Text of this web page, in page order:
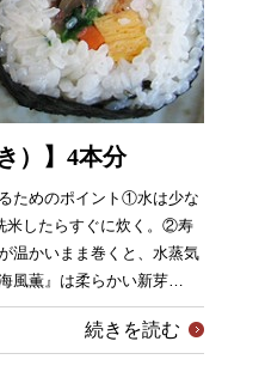
）】4本分
ためのポイント①水は少な
米したらすぐに炊く。②寿
温かいまま巻くと、水蒸気
風薫』は柔らかい新芽…
続きを読む